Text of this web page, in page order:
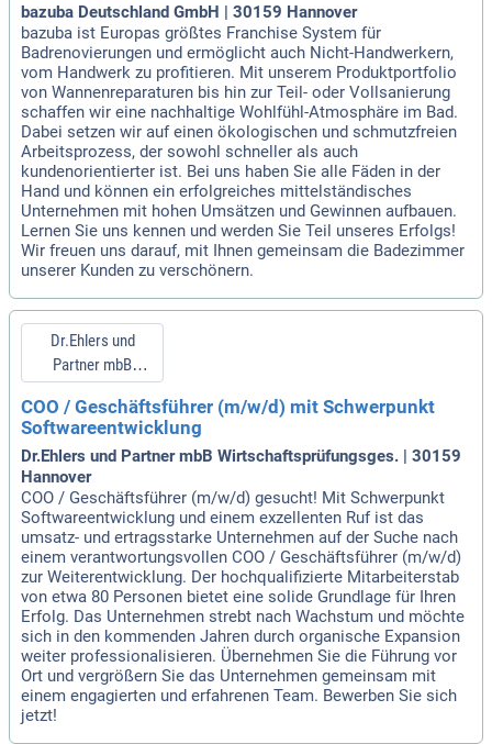
bazuba Deutschland GmbH | 30159 Hannover
bazuba ist Europas größtes Franchise System für
Badrenovierungen und ermöglicht auch Nicht-Handwerkern,
vom Handwerk zu profitieren. Mit unserem Produktportfolio
von Wannenreparaturen bis hin zur Teil- oder Vollsanierung
schaffen wir eine nachhaltige Wohlfühl-Atmosphäre im Bad.
Dabei setzen wir auf einen ökologischen und schmutzfreien
Arbeitsprozess, der sowohl schneller als auch
kundenorientierter ist. Bei uns haben Sie alle Fäden in der
Hand und können ein erfolgreiches mittelständisches
Unternehmen mit hohen Umsätzen und Gewinnen aufbauen.
Lernen Sie uns kennen und werden Sie Teil unseres Erfolgs!
Wir freuen uns darauf, mit Ihnen gemeinsam die Badezimmer
unserer Kunden zu verschönern.
Dr.Ehlers und
Partner mbB
Wirtschaftsprüfungs
ges.
COO / Geschäftsführer (m/w/d) mit Schwerpunkt
Softwareentwicklung
Dr.Ehlers und Partner mbB Wirtschaftsprüfungsges. | 30159
Hannover
COO / Geschäftsführer (m/w/d) gesucht! Mit Schwerpunkt
Softwareentwicklung und einem exzellenten Ruf ist das
umsatz- und ertragsstarke Unternehmen auf der Suche nach
einem verantwortungsvollen COO / Geschäftsführer (m/w/d)
zur Weiterentwicklung. Der hochqualifizierte Mitarbeiterstab
von etwa 80 Personen bietet eine solide Grundlage für Ihren
Erfolg. Das Unternehmen strebt nach Wachstum und möchte
sich in den kommenden Jahren durch organische Expansion
weiter professionalisieren. Übernehmen Sie die Führung vor
Ort und vergrößern Sie das Unternehmen gemeinsam mit
einem engagierten und erfahrenen Team. Bewerben Sie sich
jetzt!